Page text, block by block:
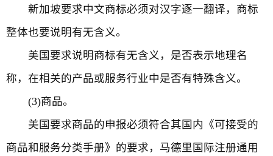
新加坡要求中文商标必须对汉字逐一翻译，商标
整体也要说明有无含义。
美国要求说明商标有无含义，是否表示地理名
称，在相关的产品或服务行业中是否有特殊含义。
(3)商品。
美国要求商品的申报必须符合其国内《可接受的
商品和服务分类手册》的要求，马德里国际注册通用